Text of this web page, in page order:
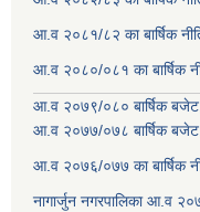
आ.व २०८१/८२ का बार्षिक
आ.व २०८०/०८१ का बार्षिक
आ.व २०७९/०८० बार्षिक
आ.व २०७७/०७८ बार्षिक
आ.व २०७६/०७७ का बार्षिक
नागार्जुन नगरपालिका आ.व